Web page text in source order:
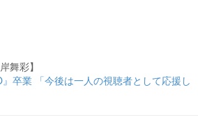
舞彩】
卒業 「今後は一人の視聴者として応援し